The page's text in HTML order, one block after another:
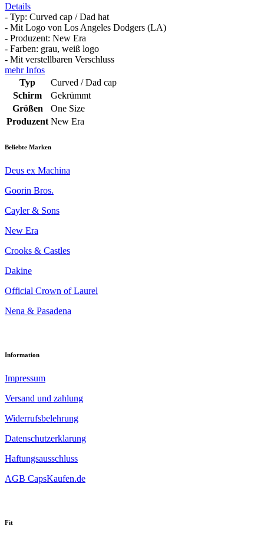
Details
- Typ: Curved cap / Dad hat
- Mit Logo von Los Angeles Dodgers (LA)
- Produzent: New Era
- Farben: grau, weiß logo
- Mit verstellbaren Verschluss
mehr Infos
Typ
Curved / Dad cap
Schirm
Gekrümmt
Größen
One Size
Produzent New Era
Beliebte Marken
Deus ex Machina
Goorin Bros.
Cayler & Sons
New Era
Crooks & Castles
Dakine
Official Crown of Laurel
Nena & Pasadena
Information
Impressum
Versand und zahlung
Widerrufsbelehrung
Datenschutzerklarung
Haftungsausschluss
AGB CapsKaufen.de
Fit